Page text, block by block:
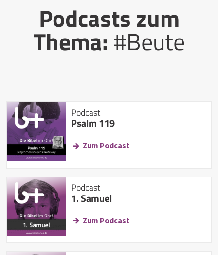
Podcasts zum
Thema:#Beute
Podcast
Psalm 119
Zum Podcast
Podcast
1. Samuel
Zum Podcast